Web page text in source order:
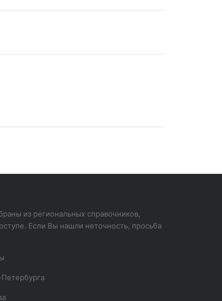
из региональных справочников,
Если Вы нашли неточность, просьба